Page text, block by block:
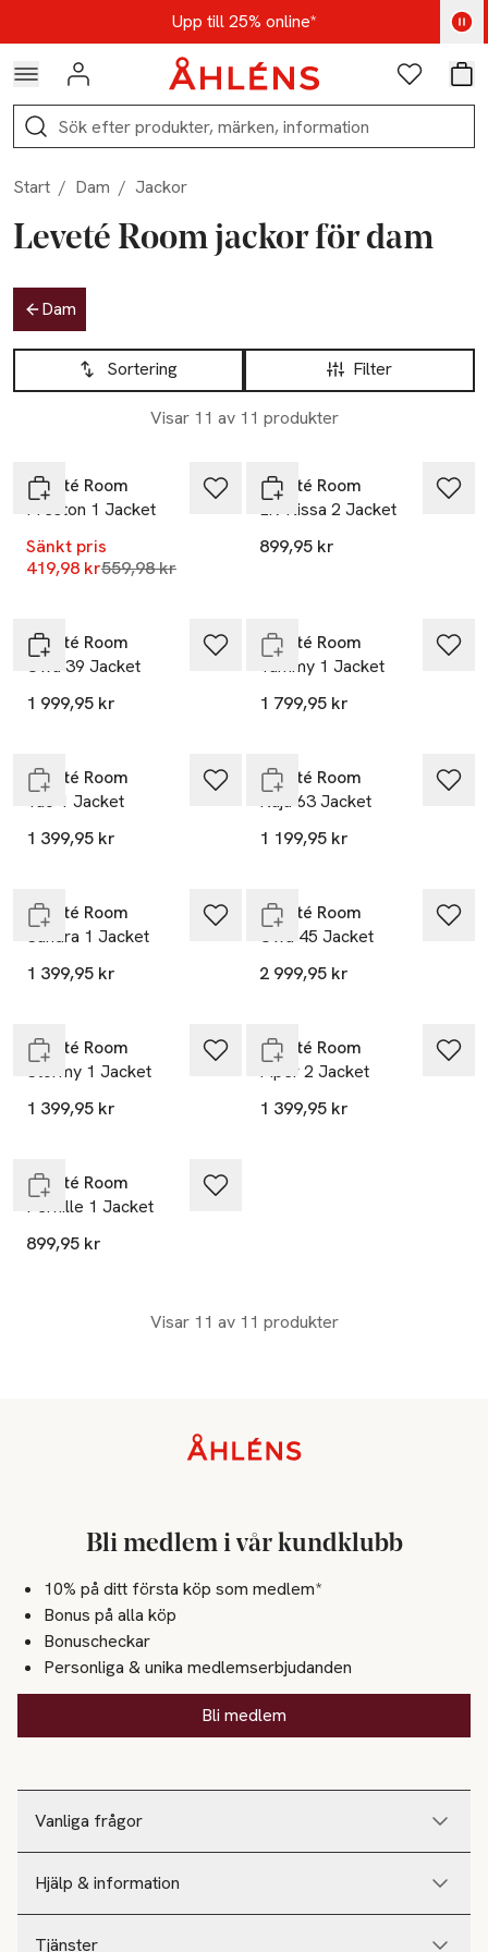
Hoppa till navigationsmenynUpp till 25% online*
Kod: AUG25 - Shoppa nu
Logga in Favoriter
Sök
Start / Dam / Jackor
Leveté Room jackor för dam
Hoppa till produktsidan
Dam
Hoppa till produktsidan
Filter
Sortering
Visar 11 av 11 produkter
Lista över produkter
Leveté Room
Preston 1 Jacket
Sänkt pris
419,98 krLägsta pris 30 dagar
559,98 kr
Leveté Room
LR-Nissa 2 Jacket
899,95 kr
Leveté Room
Owa 39 Jacket
1 999,95 kr
Leveté Room
Tammy 1 Jacket
1 799,95 kr
Nyhet
Leveté Room
Tao 1 Jacket
1 399,95 kr
Leveté Room
Naja 63 Jacket
1 199,95 kr
Leveté Room
Sandra 1 Jacket
1 399,95 kr
Leveté Room
Owa 45 Jacket
2 999,95 kr
Leveté Room
Stormy 1 Jacket
1 399,95 kr
Leveté Room
Piper 2 Jacket
1 399,95 kr
Leveté Room
Pernille 1 Jacket
899,95 kr
Visar 11 av 11 produkter
Vanliga frågor
Hjälp & information
Tjänster
Bli medlem i vår kundklubb
10% på ditt första köp som medlem*
Bonus på alla köp
Bonuscheckar
Personliga & unika medlemserbjudanden
Bli medlem